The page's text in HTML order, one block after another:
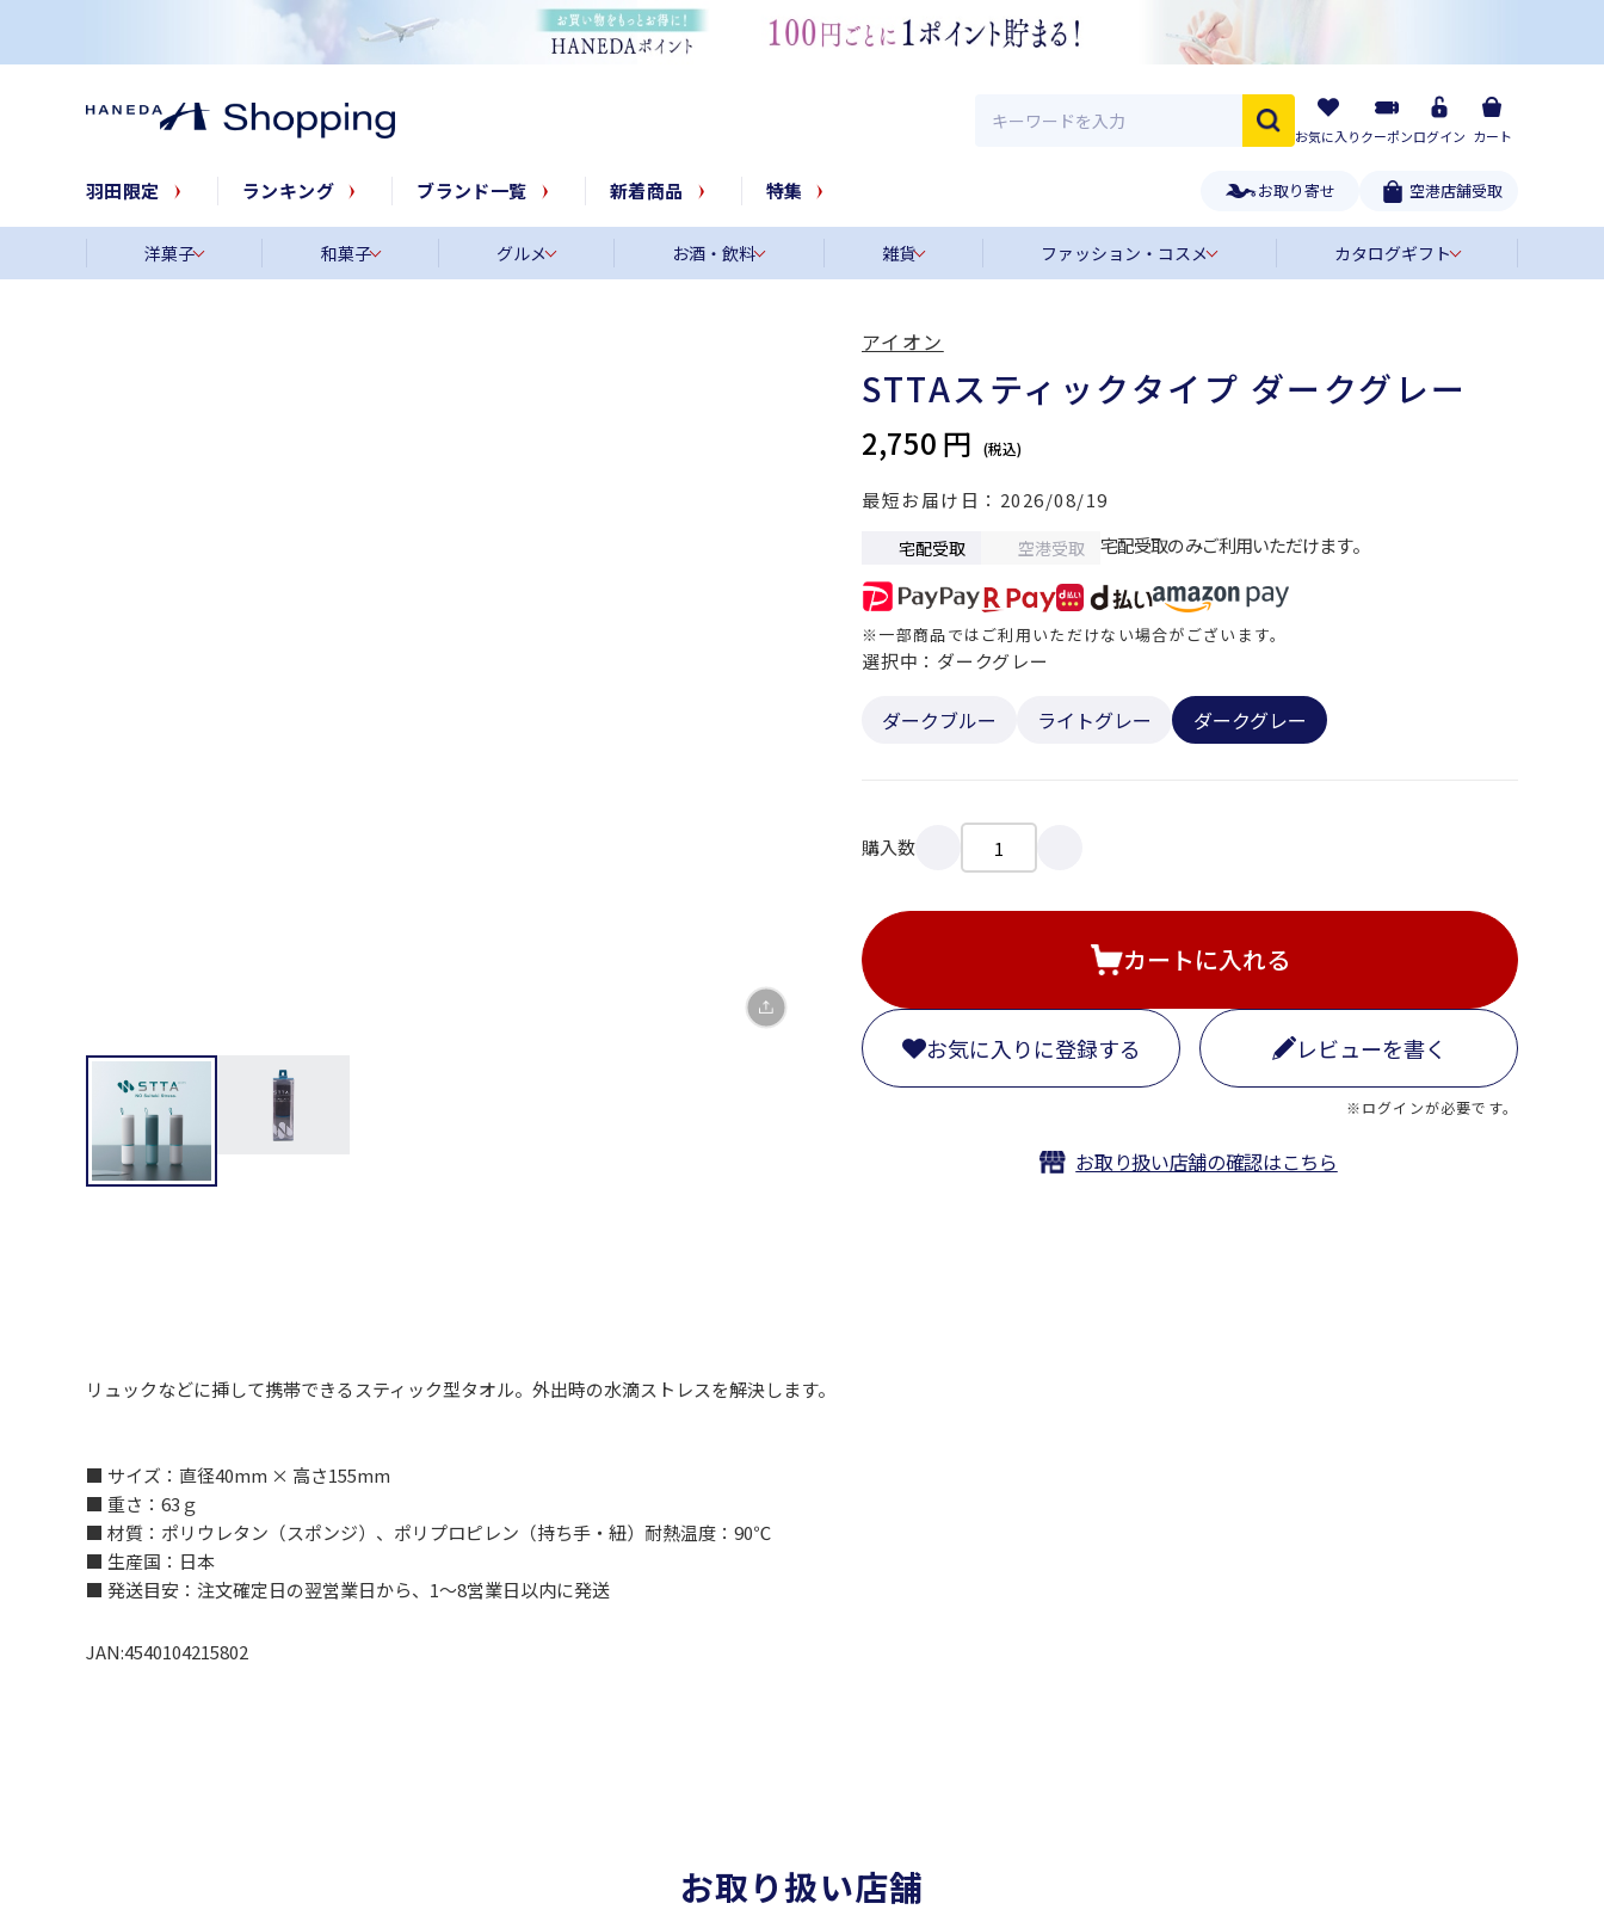
お気に入りクーポンログイン カート
羽田限定 ランキング ブランド一覧 新着商品 特集 お取り寄せ 空港店舗受取
洋菓子 和菓子 グルメ お酒・飲料 雑貨 ファッション・コスメ カタログギフト
STTAスティックタイプ ダークグレー
2,750 円
最短お届け日 2026/08/19
宅配受取 空港受取 宅配受取のみご利用いただけます。
※一部商品ではご利用いただけない場合がございます。
ダークブルー ライトグレー ダークグレー
選択中：ダークグレー
購入数
カートに入れる
お気に入りに登録する レビューを書く
※ログインが必要です。
お取り扱い店舗の確認はこちら
アイオン
リュックなどに挿して携帯できるスティック型タオル。外出時の水滴ストレスを解決します。
■ サイズ：直径40mm × 高さ155mm
■ 重さ：63ｇ
■ 材質：ポリウレタン（スポンジ）、ポリプロピレン（持ち手・紐）耐熱温度：90℃
■ 生産国：日本
■ 発送目安：注文確定日の翌営業日から、1～8営業日以内に発送
JAN:4540104215802
お取り扱い店舗